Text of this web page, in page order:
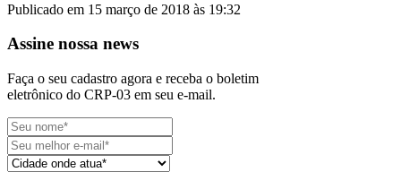
Publicado em 15 março de 2018 às 19:32
Assine nossa news
Faça o seu cadastro agora e receba o boletim
eletrônico do CRP-03 em seu e-mail.